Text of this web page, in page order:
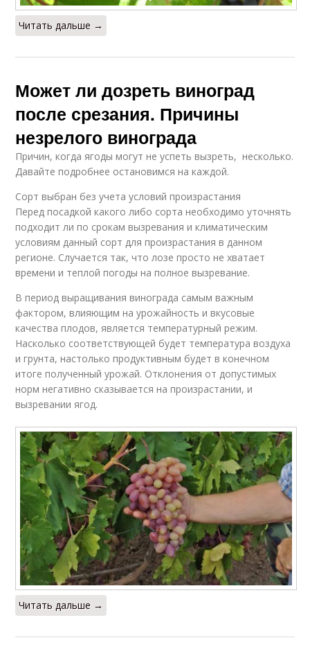
Читать дальше →
Может ли дозреть виноград
после срезания. Причины
незрелого винограда
Причин, когда ягоды могут не успеть вызреть, несколько.
Давайте подробнее остановимся на каждой.
Сорт выбран без учета условий произрастания
Перед посадкой какого либо сорта необходимо уточнять
подходит ли по срокам вызревания и климатическим
условиям данный сорт для произрастания в данном
регионе. Случается так, что лозе просто не хватает
времени и теплой погоды на полное вызревание.
В период выращивания винограда самым важным
фактором, влияющим на урожайность и вкусовые
качества плодов, является температурный режим.
Насколько соответствующей будет температура воздуха
и грунта, настолько продуктивным будет в конечном
итоге полученный урожай. Отклонения от допустимых
норм негативно сказывается на произрастании, и
вызревании ягод.
Читать дальше →